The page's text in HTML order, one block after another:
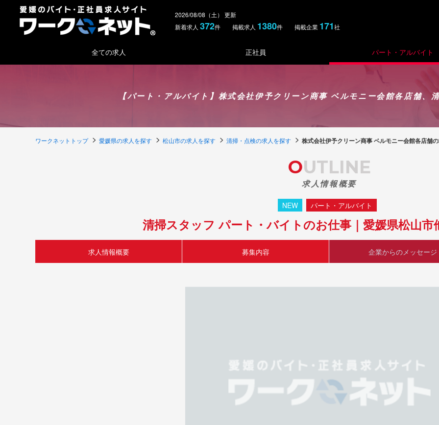
2026/08/08（土） 更新
新着求人 372件 掲載求人 1380件 掲載企業 171社
全ての求人 正社員 パート・アルバイト
【パート・アルバイト】株式会社伊予クリーン商事 ベルモニー会館各店舗、
ワークネットトップ 愛媛県の求人を探す 松山市の求人を探す 清掃・点検の求人を探す 株式会社伊予クリーン商事 ベルモニー会館各店舗
OUTLINE
求人情報概要
NEW パート・アルバイト
清掃スタッフ パート・バイトのお仕事｜愛媛県松山市
求人情報概要 募集内容 企業からのメッセージ